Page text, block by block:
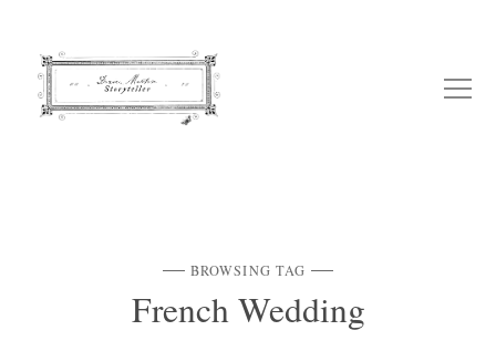
BROWSING TAG
French Wedding